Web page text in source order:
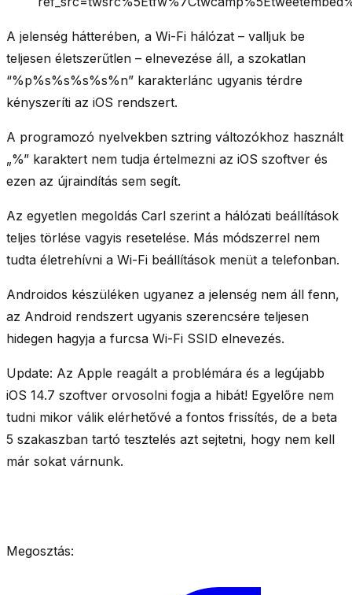
A jelenség hátterében, a Wi-Fi hálózat – valljuk be
teljesen életszerűtlen – elnevezése áll, a szokatlan
“%p%s%s%s%s%n” karakterlánc ugyanis térdre
kényszeríti az iOS rendszert.
A programozó nyelvekben sztring változókhoz használt
„%” karaktert nem tudja értelmezni az iOS szoftver és
ezen az újraindítás sem segít.
Az egyetlen megoldás Carl szerint a hálózati beállítások
teljes törlése vagyis resetelése. Más módszerrel nem
tudta életrehívni a Wi-Fi beállítások menüt a telefonban.
Androidos készüléken ugyanez a jelenség nem áll fenn,
az Android rendszert ugyanis szerencsére teljesen
hidegen hagyja a furcsa Wi-Fi SSID elnevezés.
Update: Az Apple reagált a problémára és a legújabb
iOS 14.7 szoftver orvosolni fogja a hibát! Egyelőre nem
tudni mikor válik elérhetővé a fontos frissítés, de a beta
5 szakaszban tartó tesztelés azt sejtetni, hogy nem kell
már sokat várnunk.
Megosztás: